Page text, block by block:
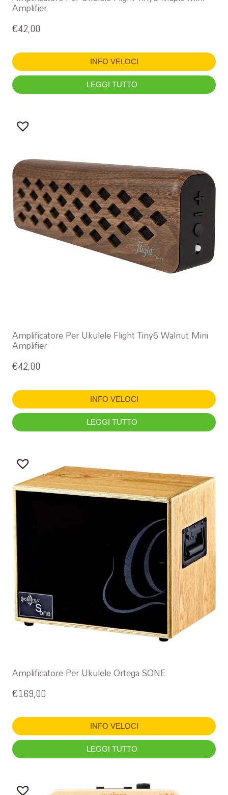
Amplifier
€42,00
INFO VELOCI
LEGGI TUTTO
Amplificatore Per Ukulele Flight Tiny6 Walnut Mini
Amplifier
€42,00
INFO VELOCI
LEGGI TUTTO
Amplificatore Per Ukulele Ortega SONE
€169,00
INFO VELOCI
LEGGI TUTTO